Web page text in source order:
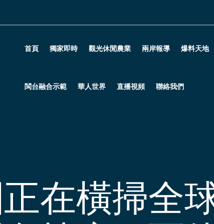
首頁 獨家即時 觀光休閒農業 兩岸報導 爆料天地
閩台融合示範 華人世界 直播視頻 聯絡我們
在橫掃全